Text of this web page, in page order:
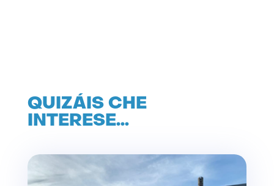
QUIZÁIS CHE
INTERESE…